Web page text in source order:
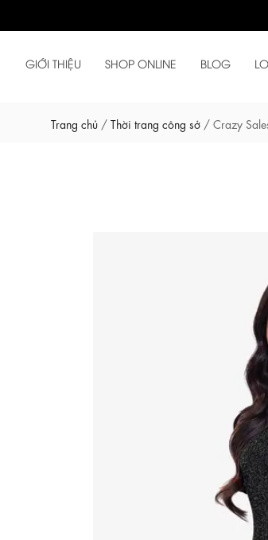
GIỚI THIỆU SHOP ONLINE BLOG
Trang chủ / Thời trang công sở / Crazy